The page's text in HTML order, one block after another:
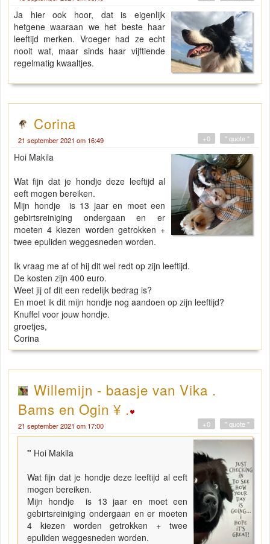
Ja hier ook hoor, dat is eigenlijk
hetgene waaraan we het beste haar
leeftijd merken. Vroeger had ze echt
nooit wat, maar sinds haar vijftiende
regelmatig kwaaltjes.
Corina
21 september 2021 om 16:49 " quote "
+0
Hoi Makila
Wat fijn dat je hondje deze leeftijd al
eeft mogen bereiken.
Mijn hondje is 13 jaar en moet een
gebirtsreiniging ondergaan en er
moeten 4 kiezen worden getrokken +
twee epuliden weggesneden worden.
Ik vraag me af of hij dit wel redt op zijn leeftijd.
De kosten zijn 400 euro.
Weet jij of dit een redelijk bedrag is?
En moet ik dit mijn hondje nog aandoen op zijn leeftijd?
Knuffel voor jouw hondje.
groetjes,
Corina
Willemijn - baasje van Vika .
Bams en Ogin ¥ .
21 september 2021 om 17:00 " quote "
+0
" Hoi Makila
Wat fijn dat je hondje deze leeftijd al eeft
mogen bereiken.
Mijn hondje is 13 jaar en moet een
gebirtsreiniging ondergaan en er moeten
4 kiezen worden getrokken + twee
epuliden weggesneden worden.